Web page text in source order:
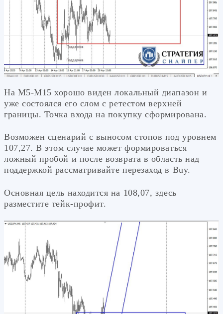
На М5-М15 хорошо виден локальный диапазон и
уже состоялся его слом с ретестом верхней
границы. Точка входа на покупку сформирована.
Возможен сценарий с выносом стопов под уровнем
107,27. В этом случае может формироваться
ложный пробой и после возврата в область над
поддержкой рассматривайте перезаход в Buy.
Основная цель находится на 108,07, здесь
разместите тейк-профит.